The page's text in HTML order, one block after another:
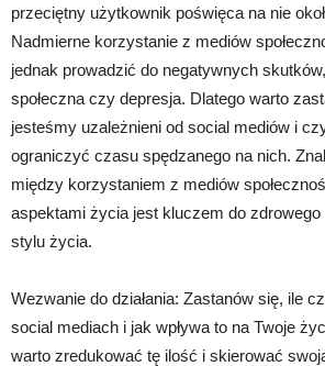
przeciętny użytkownik poświęca na nie
Nadmierne korzystanie z mediów
jednak prowadzić do negatywnych
społeczna czy depresja. Dlatego warto
jesteśmy uzależnieni od social mediów i
ograniczyć czasu spędzanego na nich.
między korzystaniem z mediów
aspektami życia jest kluczem do
stylu życia.
Wezwanie do działania: Zastanów się, ile
social mediach i jak wpływa to na Twoje
warto zredukować tę ilość i skierować